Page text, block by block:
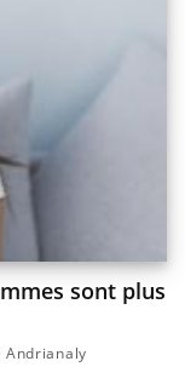
sont plus
Andrianaly